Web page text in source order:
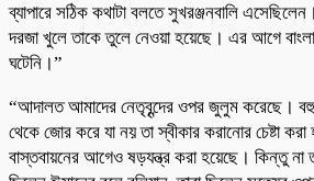
ব্যাপারে সঠিক কথাটা বলতে সুখরঞ্জনবালি
দরজা খুলে তাকে তুলে নেওয়া হয়েছে। এর আগে
ঘটেনি।”
“আদালত আমাদের নেতৃবৃন্দের ওপর জুলুম করেছে। বহু
থেকে জোর করে যা নয় তা স্বীকার করানোর চেষ্টা
বাস্তবায়নের আগেও ষড়যন্ত্র করা হয়েছে। কিন্তু না